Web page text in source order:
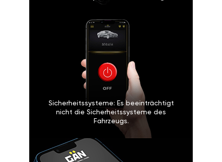
Sicherheitssysteme: Es beeinträchtigt
nicht die Sicherheitssysteme des
Fahrzeugs.